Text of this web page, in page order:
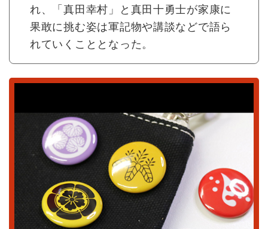
れ、「真田幸村」と真田十勇士が家康に
果敢に挑む姿は軍記物や講談などで語ら
れていくこととなった。